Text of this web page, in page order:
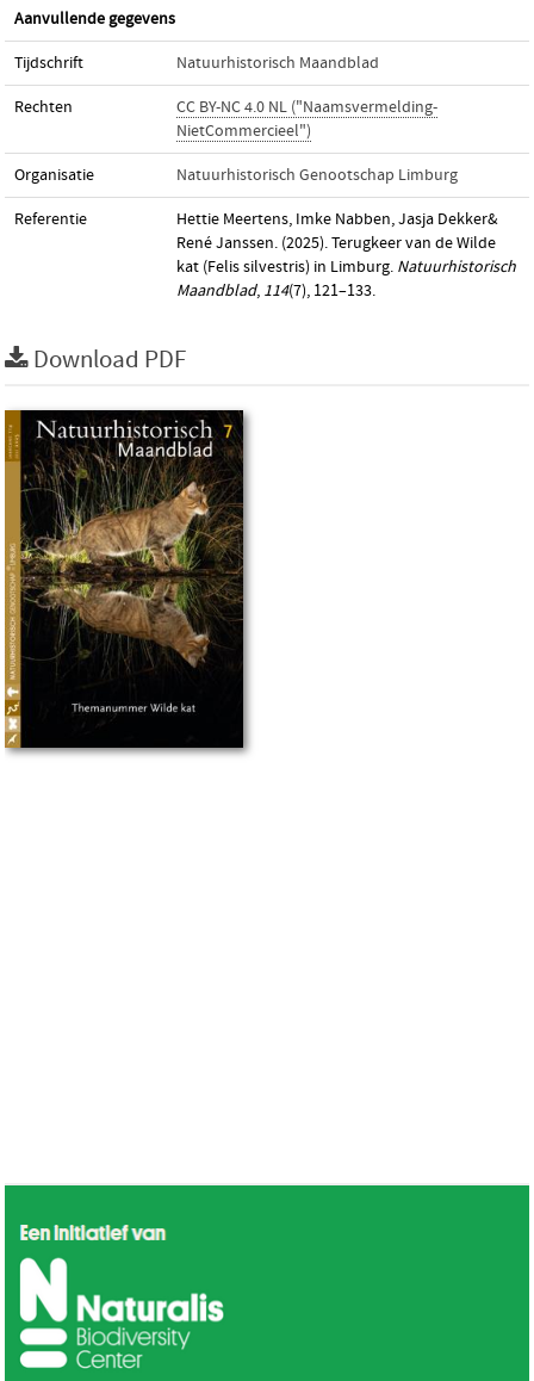
Aanvullende gegevens
Tijdschrift Natuurhistorisch Maandblad
Rechten
CC BY-NC 4.0 NL ("Naamsvermelding-
NietCommercieel")
Organisatie Natuurhistorisch Genootschap Limburg
Referentie
Hettie Meertens, Imke Nabben, Jasja Dekker&
René Janssen. (2025). Terugkeer van de Wilde
kat (Felis silvestris) in Limburg. Natuurhistorisch
Maandblad, 114(7), 121–133.
Download PDF